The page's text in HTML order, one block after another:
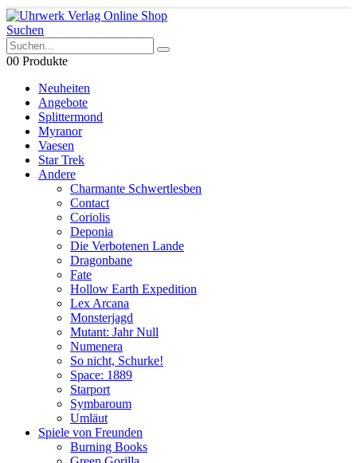
Suchen
00 Produkte
Neuheiten
Angebote
Splittermond
Myranor
Vaesen
Star Trek
Andere
Charmante Schwertlesben
Contact
Coriolis
Deponia
Die Verbotenen Lande
Dragonbane
Fate
Hollow Earth Expedition
Lex Arcana
Monsterjagd
Mutant: Jahr Null
Numenera
So nicht, Schurke!
Space: 1889
Starport
Symbaroum
Umläut
Spiele von Freunden
Burning Books